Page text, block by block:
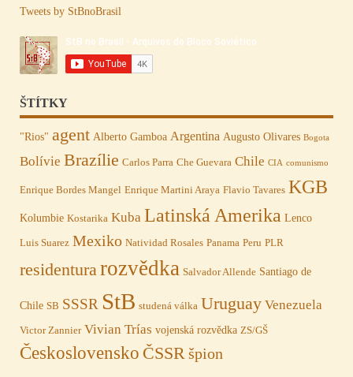
Tweets by StBnoBrasil
ŠTÍTKY
"Rios" agent Alberto Gamboa Argentina Augusto Olivares Bogota
Bolívie Brazílie Carlos Parra Che Guevara Chile CIA comunismo
Enrique Bordes Mangel Enrique Martini Araya Flavio Tavares KGB
Kolumbie Kostarika Kuba Latinská Amerika Lenco
Luis Suarez Mexiko Natividad Rosales Panama Peru PLR
residentura rozvědka Salvador Allende Santiago de
Chile SB SSSR StB studená válka Uruguay Venezuela
Victor Zannier Vivian Trías vojenská rozvědka ZS/GŠ
Československo ČSSR špion